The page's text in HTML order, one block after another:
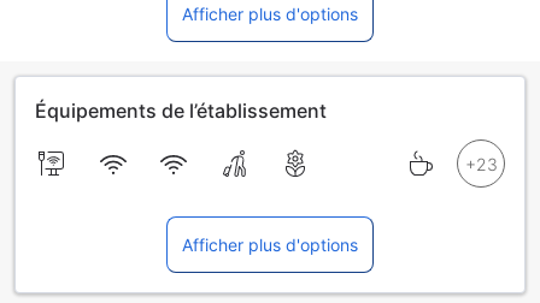
Afficher plus d'options
Équipements de l’établissement
Afficher plus d'options